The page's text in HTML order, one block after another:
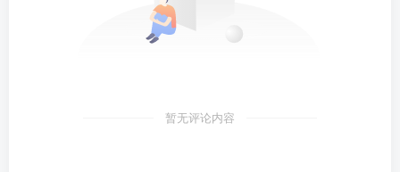
暂无评论内容